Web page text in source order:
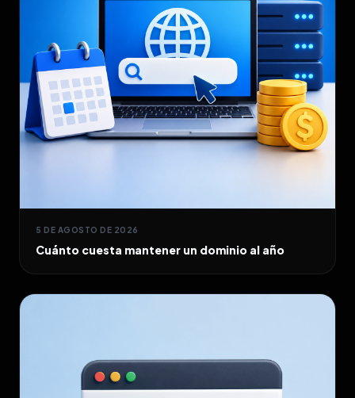
5 DE AGOSTO DE 2026
Cuánto cuesta mantener un dominio al año